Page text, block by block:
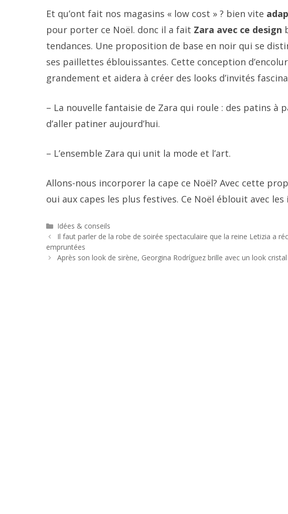
Et qu’ont fait nos magasins « low cost » ? bien vite
pour porter ce Noël. donc il a fait Zara avec ce design
tendances. Une proposition de base en noir qui se
ses paillettes éblouissantes. Cette conception
grandement et aidera à créer des looks d’invités
– La nouvelle fantaisie de Zara qui roule : des patins à
d’aller patiner aujourd’hui.
– L’ensemble Zara qui unit la mode et l’art.
Allons-nous incorporer la cape ce Noël? Avec cette
oui aux capes les plus festives. Ce Noël éblouit avec
Catégories
Idées & conseils
Navigation
des
articles
Il faut parler de la robe de soirée spectaculaire que la reine Letizia a
empruntées
Après son look de sirène, Georgina Rodríguez brille avec un look